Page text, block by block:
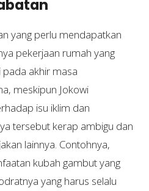
yang perlu mendapatkan
pekerjaan rumah yang
pada akhir masa
meskipun Jokowi
isu iklim dan
tersebut kerap ambigu dan
lainnya. Contohnya,
kubah gambut yang
yang harus selalu